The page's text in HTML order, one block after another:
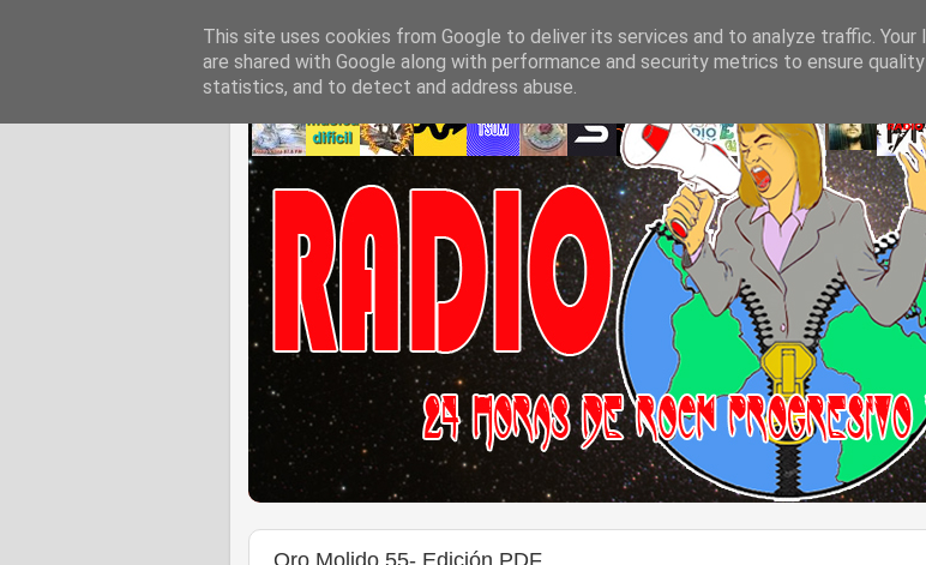
Oro Molido 55- Edición PDF
This site uses cookies from Google to deliver its services and to analyze traffic. Your
are shared with Google along with performance and security metrics to ensure
statistics, and to detect and address abuse.